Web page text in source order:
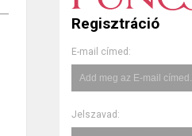
Regisztráció
E-mail címed:
Jelszavad: